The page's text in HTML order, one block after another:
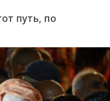
путь, по